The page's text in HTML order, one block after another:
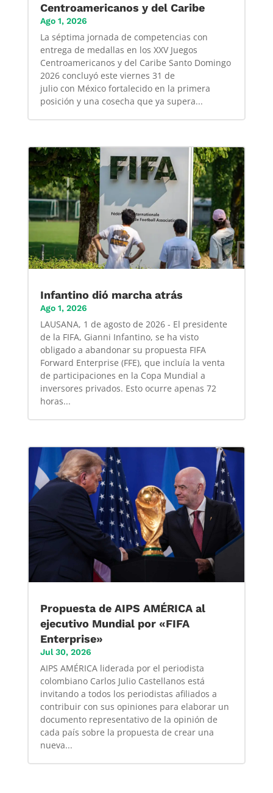
Centroamericanos y del Caribe
Ago 1, 2026
La séptima jornada de competencias con
entrega de medallas en los XXV Juegos
Centroamericanos y del Caribe Santo Domingo
2026 concluyó este viernes 31 de
julio con México fortalecido en la primera
posición y una cosecha que ya supera...
Infantino dió marcha atrás
Ago 1, 2026
LAUSANA, 1 de agosto de 2026 - El presidente
de la FIFA, Gianni Infantino, se ha visto
obligado a abandonar su propuesta FIFA
Forward Enterprise (FFE), que incluía la venta
de participaciones en la Copa Mundial a
inversores privados. Esto ocurre apenas 72
horas...
Propuesta de AIPS AMÉRICA al
ejecutivo Mundial por «FIFA
Enterprise»
Jul 30, 2026
AIPS AMÉRICA liderada por el periodista
colombiano Carlos Julio Castellanos está
invitando a todos los periodistas afiliados a
contribuir con sus opiniones para elaborar un
documento representativo de la opinión de
cada país sobre la propuesta de crear una
nueva...